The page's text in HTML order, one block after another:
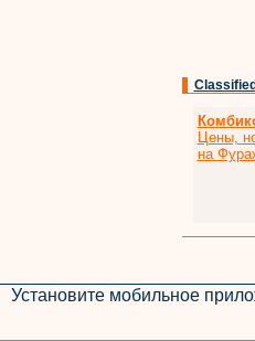
Classified
Цены,
на
Установите мобильное